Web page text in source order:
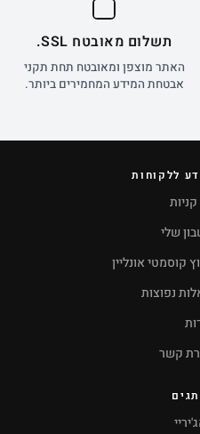
תשלום מאובטח SSL.
האתר מוצפן ומאובטח תחת תקני
אבטחת המידע המחמירים ביותר.
ללקוחות
שלי
קוסמטי אונליין
נפוצות
קשר